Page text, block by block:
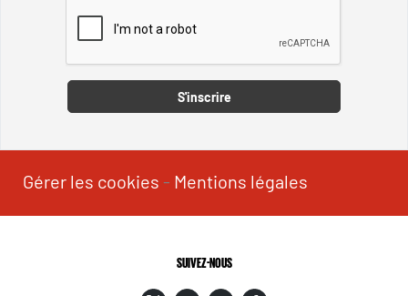
S'inscrire
Gérer les cookies - Mentions légales
SUIVEZ-NOUS